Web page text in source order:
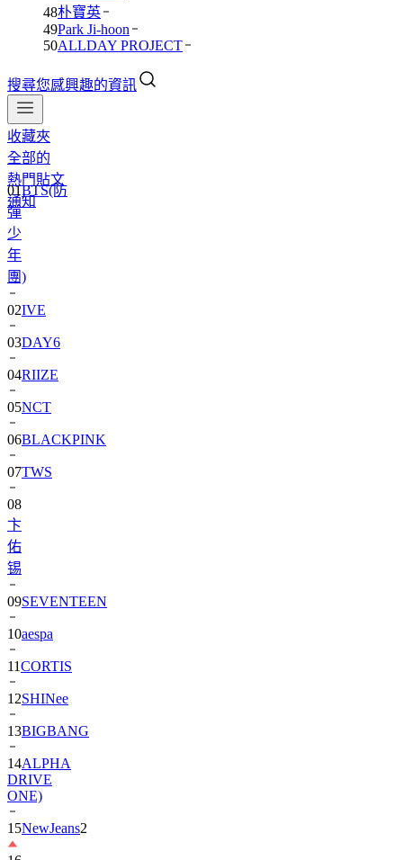
48朴寶英
49Park Ji-hoon
50ALLDAY PROJECT
搜尋您感興趣的資訊
收藏夾
全部的
熱門貼文
通知
01BTS(防
彈
少
年
團)
02IVE
03DAY6
04RIIZE
05NCT
06BLACKPINK
07TWS
08
卞
佑
锡
09SEVENTEEN
10aespa
11CORTIS
12SHINee
13BIGBANG
14ALPHA
DRIVE
ONE)
15NewJeans2